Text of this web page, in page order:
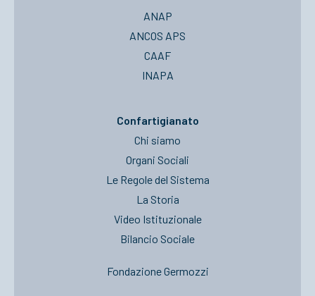
ANAP
ANCOS APS
CAAF
INAPA
Confartigianato
Chi siamo
Organi Sociali
Le Regole del Sistema
La Storia
Video Istituzionale
Bilancio Sociale
Fondazione Germozzi